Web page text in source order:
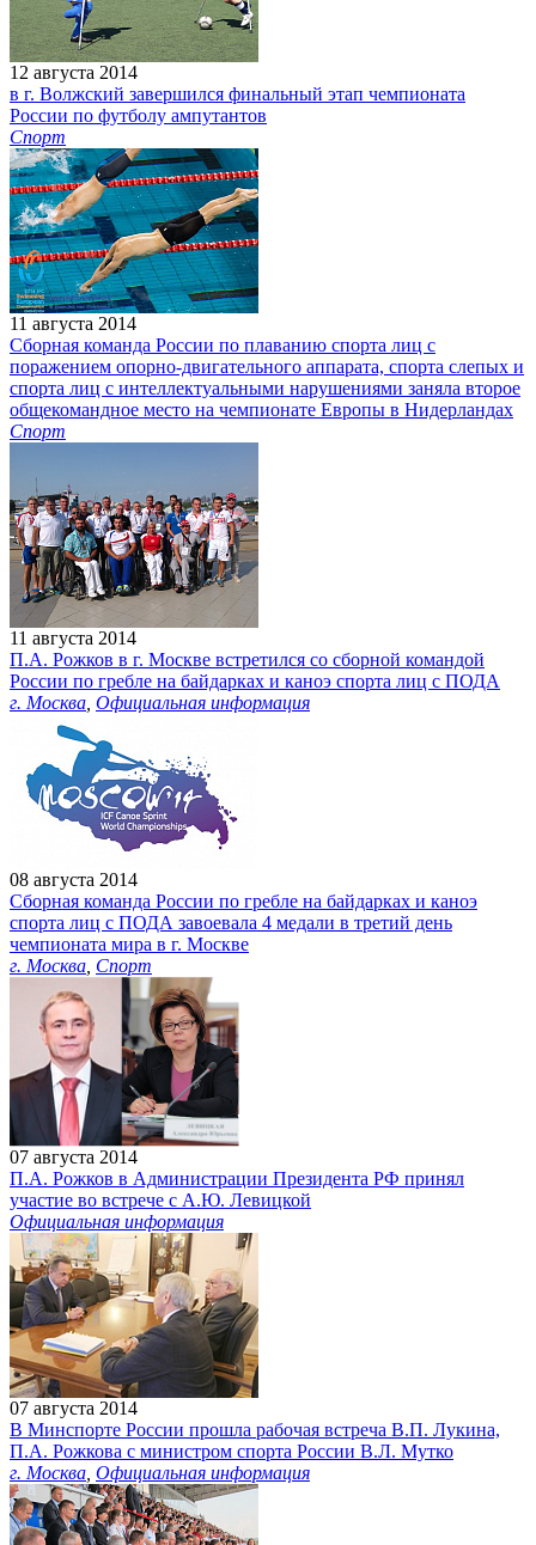
12 августа 2014
в г. Волжский завершился финальный этап чемпионата
России по футболу ампутантов
Спорт
11 августа 2014
Сборная команда России по плаванию спорта лиц с
поражением опорно-двигательного аппарата, спорта слепых и
спорта лиц с интеллектуальными нарушениями заняла второе
общекомандное место на чемпионате Европы в Нидерландах
Спорт
11 августа 2014
П.А. Рожков в г. Москве встретился со сборной командой
России по гребле на байдарках и каноэ спорта лиц с ПОДА
г. Москва Официальная информация
08 августа 2014
Сборная команда России по гребле на байдарках и каноэ
спорта лиц с ПОДА завоевала 4 медали в третий день
чемпионата мира в г. Москве
г. Москва Спорт
07 августа 2014
П.А. Рожков в Администрации Президента РФ принял
участие во встрече с А.Ю. Левицкой
Официальная информация
07 августа 2014
В Минспорте России прошла рабочая встреча В.П. Лукина,
П.А. Рожкова с министром спорта России В.Л. Мутко
г. Москва Официальная информация